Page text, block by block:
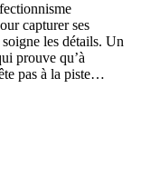
capturer ses
les détails. Un
prouve qu’à
pas à la piste…